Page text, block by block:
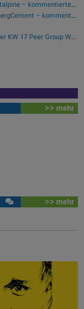
ArcelorMittal und ThyssenKrupp vs. Salzgitter und voestalpine – kommentierter KW 32 Peer Group Watch Stahl
Saint Gobain und Wienerberger vs. Bilfinger und HeidelbergCement – kommentierter KW 32 Peer Group Watch Bau & Baustoffe
IBEX 35 und Nikkei vs. Nasdaq und Gold – kommentierter KW 17 Peer Group Watch Indizes und Rohstoffe
>> mehr
>> mehr